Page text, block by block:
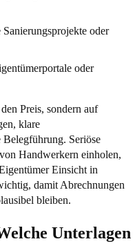
oder
oder
Preis, sondern auf
klare
Seriöse
Handwerkern einholen,
Einsicht in
damit Abrechnungen
bleiben.
Unterlagen